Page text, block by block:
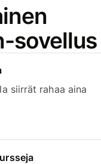
sovellus
siirrät rahaa aina